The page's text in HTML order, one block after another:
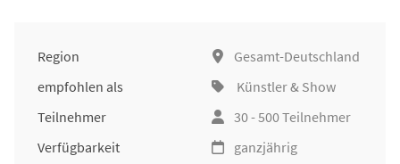
Region
Gesamt-Deutschland
empfohlen als
Künstler & Show
Teilnehmer
30 - 500 Teilnehmer
Verfügbarkeit
ganzjährig